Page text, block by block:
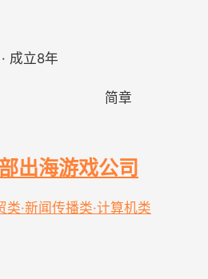
成立8年
简章
出海游戏公司
类·新闻传播类·计算机类